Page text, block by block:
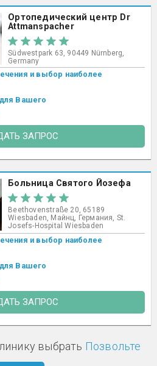
Ортопедический центр Dr
Attmanspacher
Südwestpark 63, 90449 Nürnberg,
Germany
и выбор наиболее
Вашего
ЗАПРОС
Больница Святого Йозефа
Beethovenstraße 20, 65189
Wiesbaden, Майнц, Германия, St.
Josefs-Hospital Wiesbaden​
и выбор наиболее
Вашего
ЗАПРОС
выбрать Позвольте